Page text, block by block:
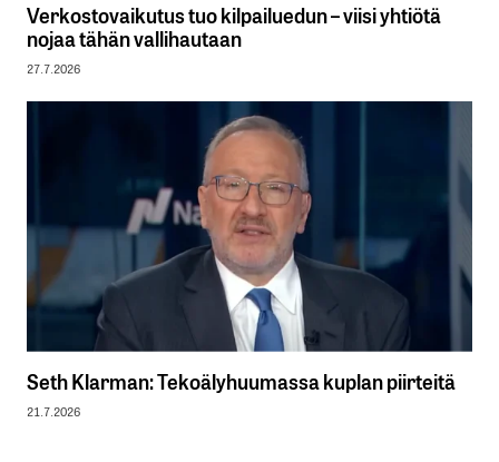
Verkostovaikutus tuo kilpailuedun – viisi yhtiötä
nojaa tähän vallihautaan
27.7.2026
Seth Klarman: Tekoälyhuumassa kuplan piirteitä
21.7.2026